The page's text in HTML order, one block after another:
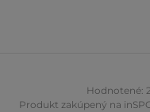
Hodnotené:
Produkt zakúpený na